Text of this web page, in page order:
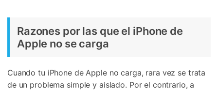
Razones por las que el iPhone de
Apple no se carga
Cuando tu iPhone de Apple no carga, rara vez se trata
de un problema simple y aislado. Por el contrario, a